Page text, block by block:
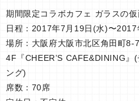
期間限定コラボカフェ ガラスの仮
日程：2017年7月19日(水)〜
場所：大阪府大阪市北区角田町8-
4F『CHEER’S CAFE&DINING』
ング)
席数：70席